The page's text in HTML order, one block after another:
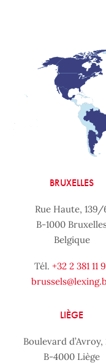
BRUXELLES
Rue Haute, 139/
B-1000
Belgique
Tél. +32 2 381 11
LIÈGE
Boulevard d’Avroy,
B-4000 Liège